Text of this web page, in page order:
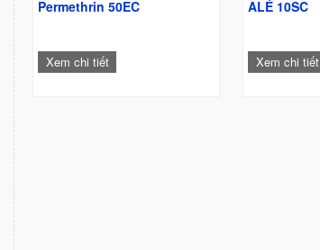
Permethrin 50EC
Xem chi tiết
ALÉ 10SC
Xem chi tiết